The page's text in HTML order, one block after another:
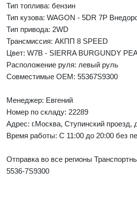
Тип топлива: бензин
Тип кузова: WAGON - 5DR 7P
Тип привода: 2WD
Трансмиссия: AКПП 8 SPEED
Цвет: W7B - SIERRA BURGUNDY
Расположение руля: левый руль
Совместимые OEM: 55367S9300
Менеджер: Евгений
Номер по складу: 22289
Адрес: г.Москва, Ступинский проезд,
Время работы: С 11:00 до 20:00 без
Отправка во все регионы
5536-7S9300